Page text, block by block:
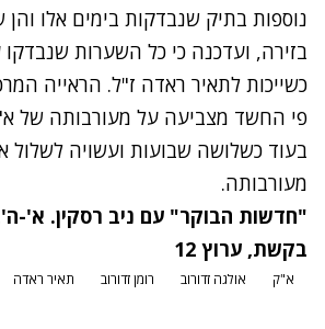
נוספות בתיק שנבדקות בימים אלו
בזירה, ועדכנה כי כל השערות שנבדקו
כשייכות לתאיר ראדה ז"ל. הראייה
פי החשד מצביעה על מעורבותה של
בעוד כשלושה שבועות ועשויה לשלול
מעורבותה.
בקשת, ערוץ 12
א"ק אולגה זדורוב רומן זדורוב תאיר ראדה